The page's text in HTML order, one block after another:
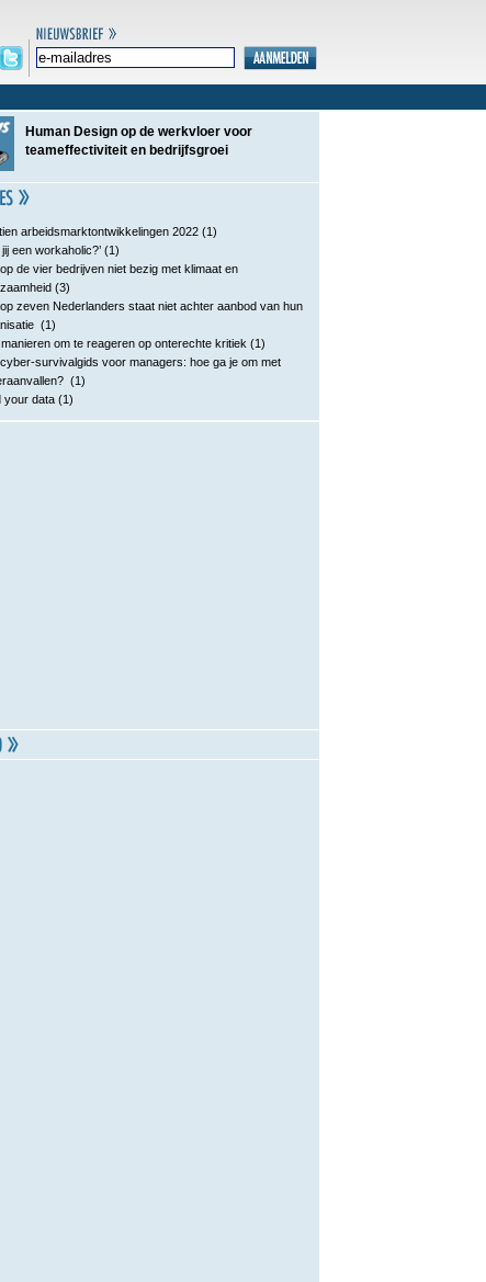
Human Design op de werkvloer voor
teameffectiviteit en bedrijfsgroei
arbeidsmarktontwikkelingen 2022 (1)
jij een workaholic?’ (1)
de vier bedrijven niet bezig met klimaat en
(3)
zeven Nederlanders staat niet achter aanbod van hun
(1)
om te reageren op onterechte kritiek (1)
survivalgids voor managers: hoe ga je om met
(1)
your data (1)